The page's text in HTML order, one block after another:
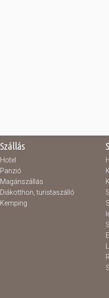
Szállás
Hotel
Panzió
Magánszállás
Diákotthon, turistaszálló
Kemping